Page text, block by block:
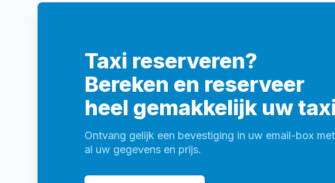
Taxi reserveren?
Bereken en reserveer
heel gemakkelijk uw
Ontvang gelijk een bevestiging in uw email-box met
al uw gegevens en prijs.